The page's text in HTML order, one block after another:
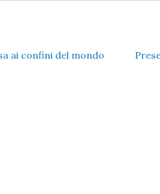
ai confini del mondo